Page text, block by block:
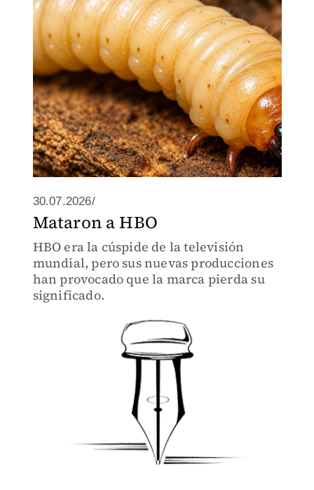
30.07.2026/
Mataron a HBO
HBO era la cúspide de la televisión
mundial, pero sus nuevas producciones
han provocado que la marca pierda su
significado.